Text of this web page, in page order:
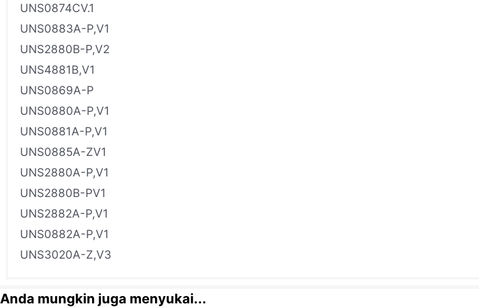
UNS0874CV.1
UNS0883A-P,V1
UNS2880B-P,V2
UNS4881B,V1
UNS0869A-P
UNS0880A-P,V1
UNS0881A-P,V1
UNS0885A-ZV1
UNS2880A-P,V1
UNS2880B-PV1
UNS2882A-P,V1
UNS0882A-P,V1
UNS3020A-Z,V3
Anda mungkin juga menyukai...